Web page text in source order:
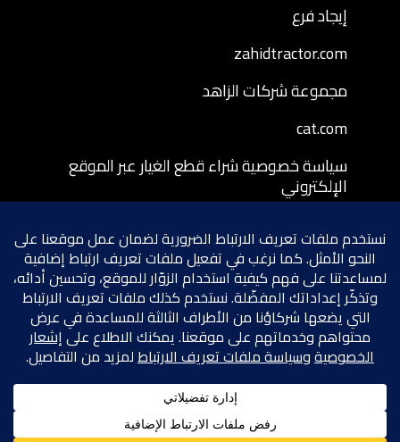
إيجاد فرع
zahidtractor.com
مجموعة شركات الزاهد
cat.com
سياسة خصوصية شراء قطع الغيار عبر الموقع
الإلكتروني
الإلكتروني
سياسة إرجاع قطع الغيار المشتراة عبر الموقع
الإلكتروني
شروط الخصوصية
سياسة ملفات تعريف الارتباط